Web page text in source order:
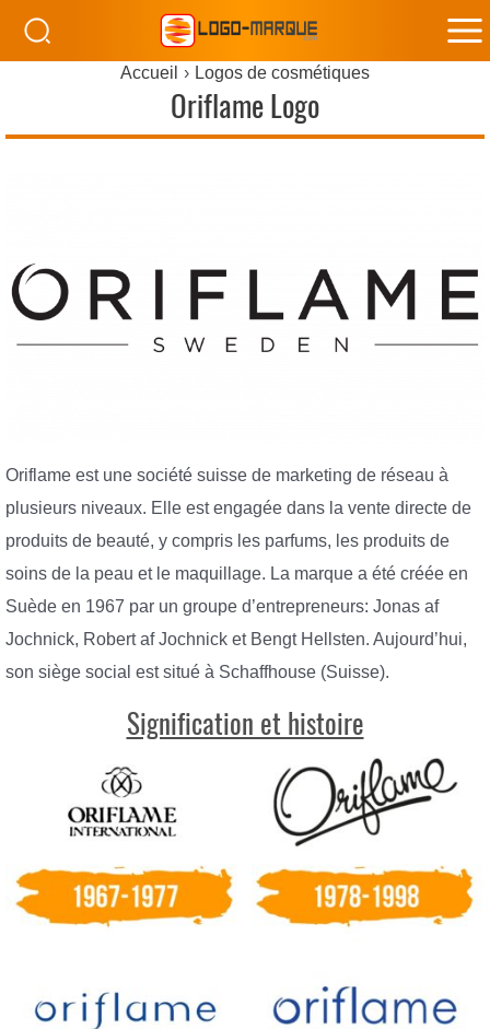
Accueil Logos de cosmétiques
Oriflame Logo
Oriflame est une société suisse de marketing de réseau à
plusieurs niveaux. Elle est engagée dans la vente directe de
produits de beauté, y compris les parfums, les produits de
soins de la peau et le maquillage. La marque a été créée en
Suède en 1967 par un groupe d’entrepreneurs: Jonas af
Jochnick, Robert af Jochnick et Bengt Hellsten. Aujourd’hui,
son siège social est situé à Schaffhouse (Suisse).
Signification et histoire